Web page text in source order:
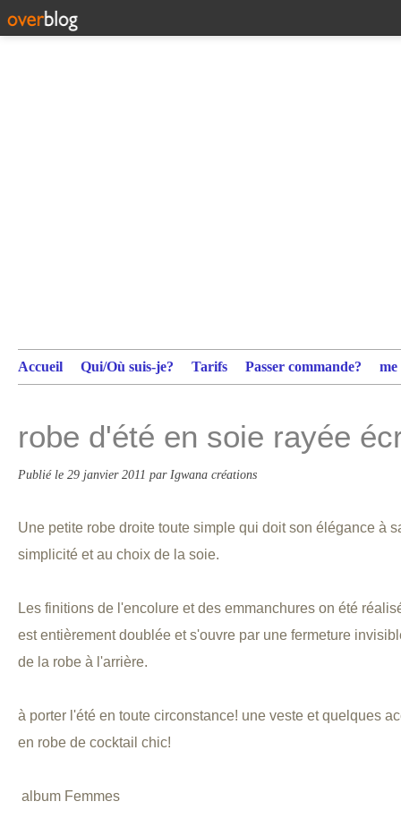
Accueil Qui/Où suis-je? Tarifs Passer commande?
robe d'été en soie rayée
Publié le 29 janvier 2011 par Igwana créations
Une petite robe droite toute simple qui doit son élégance à
simplicité et au choix de la soie.
Les finitions de l'encolure et des emmanchures on été
est entièrement doublée et s'ouvre par une fermeture
de la robe à l'arrière.
à porter l'été en toute circonstance! une veste et quelques
en robe de cocktail chic!
album Femmes